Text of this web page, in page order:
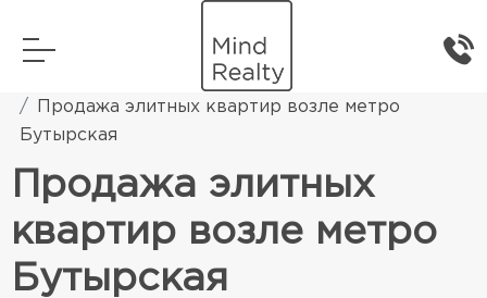
Элитная жилая недвижимость
Продажа элитных квартир возле метро
Бутырская
Продажа элитных
квартир возле метро
Бутырская